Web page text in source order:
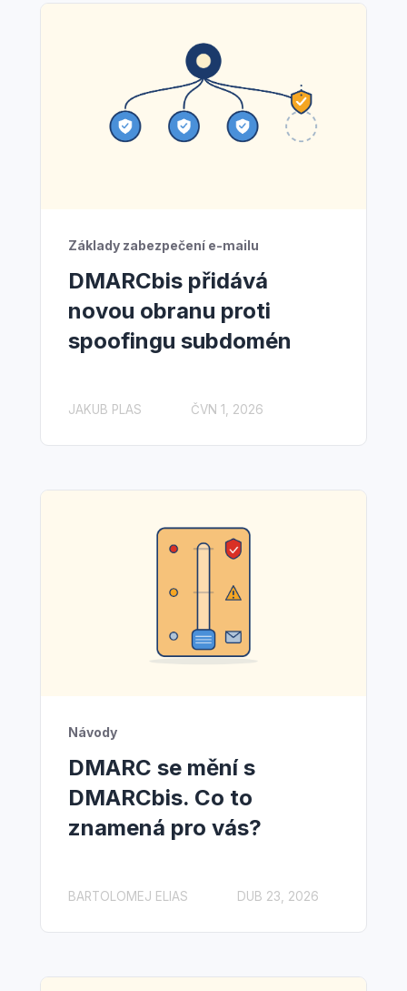
Základy zabezpečení e-mailu
DMARCbis přidává
novou obranu proti
spoofingu subdomén
JAKUB PLAS ČVN 1, 2026
Návody
DMARC se mění s
DMARCbis. Co to
znamená pro vás?
BARTOLOMEJ ELIAS DUB 23, 2026